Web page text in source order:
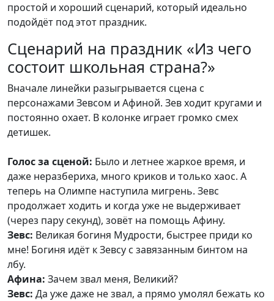
простой и хороший сценарий, который идеально
подойдёт под этот праздник.
Сценарий на праздник «Из чего
состоит школьная страна?»
Вначале линейки разыгрывается сцена с
персонажами Зевсом и Афиной. Зев ходит кругами и
постоянно охает. В колонке играет громко смех
детишек.
Голос за сценой: Было и летнее жаркое время, и
даже неразбериха, много криков и только хаос. А
теперь на Олимпе наступила мигрень. Зевс
продолжает ходить и когда уже не выдерживает
(через пару секунд), зовёт на помощь Афину.
Зевс: Великая богиня Мудрости, быстрее приди ко
мне! Богиня идёт к Зевсу с завязанным бинтом на
лбу.
Афина: Зачем звал меня, Великий?
Зевс: Да уже даже не звал, а прямо умолял бежать ко